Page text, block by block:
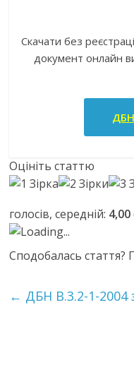
Скачати без
документ онлайн
Оцініть статтю
голосів, середній: 4,00
Loading...
Сподобалась стаття?
← ДБН В.3.2-1-2004